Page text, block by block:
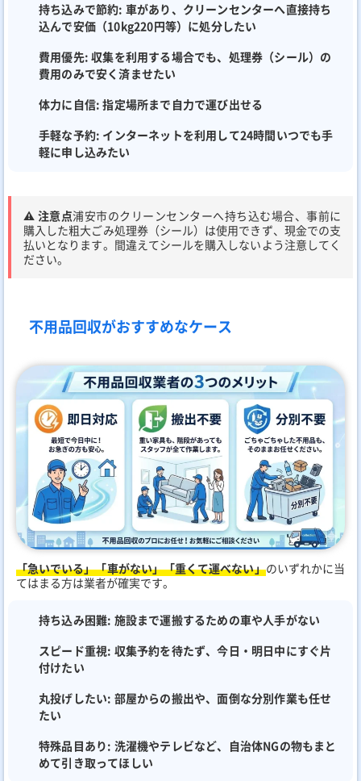
持ち込みで節約: 車があり、クリーンセンターへ直接持ち
込んで安価（10kg220円等）に処分したい
費用優先: 収集を利用する場合でも、処理券（シール）の
費用のみで安く済ませたい
体力に自信: 指定場所まで自力で運び出せる
手軽な予約: インターネットを利用して24時間いつでも手
軽に申し込みたい
⚠️ 注意点浦安市のクリーンセンターへ持ち込む場合、事前に
購入した粗大ごみ処理券（シール）は使用できず、現金での支
払いとなります。間違えてシールを購入しないよう注意してく
ださい。
不用品回収がおすすめなケース
「急いでいる」「車がない」「重くて運べない」のいずれかに当
てはまる方は業者が確実です。
持ち込み困難: 施設まで運搬するための車や人手がない
スピード重視: 収集予約を待たず、今日・明日中にすぐ片
付けたい
丸投げしたい: 部屋からの搬出や、面倒な分別作業も任せ
たい
特殊品目あり: 洗濯機やテレビなど、自治体NGの物もまと
めて引き取ってほしい